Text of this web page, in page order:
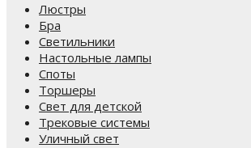
Люстры
Бра
Светильники
Настольные лампы
Споты
Торшеры
Свет для детской
Трековые системы
Уличный свет